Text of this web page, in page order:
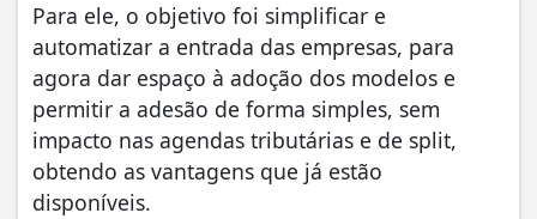
Para ele, o objetivo foi simplificar e
automatizar a entrada das empresas, para
agora dar espaço à adoção dos modelos e
permitir a adesão de forma simples, sem
impacto nas agendas tributárias e de split,
obtendo as vantagens que já estão
disponíveis.